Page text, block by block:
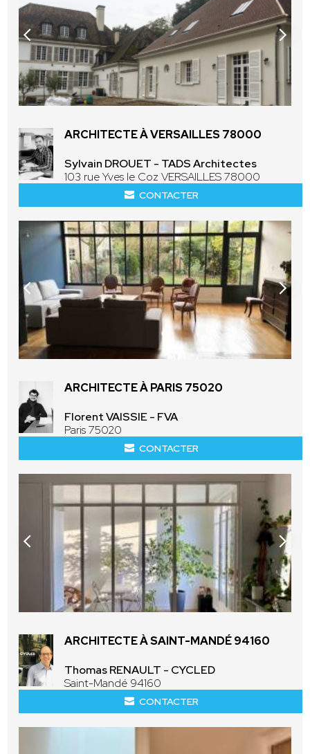
ARCHITECTE À VERSAILLES 78000
Sylvain DROUET - TADS Architectes
103 rue Yves le Coz VERSAILLES 78000
CONTACTER
ARCHITECTE À PARIS 75020
Florent VAISSIE - FVA
Paris 75020
CONTACTER
ARCHITECTE À SAINT-MANDÉ 94160
Thomas RENAULT - CYCLED
Saint-Mandé 94160
CONTACTER